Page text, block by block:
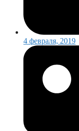
4 февраля, 2019